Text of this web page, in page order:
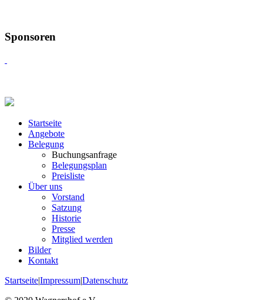
Sponsoren
Startseite
Angebote
Belegung
Buchungsanfrage
Belegungsplan
Preisliste
Über uns
Vorstand
Satzung
Historie
Presse
Mitglied werden
Bilder
Kontakt
Startseite|Impressum|Datenschutz